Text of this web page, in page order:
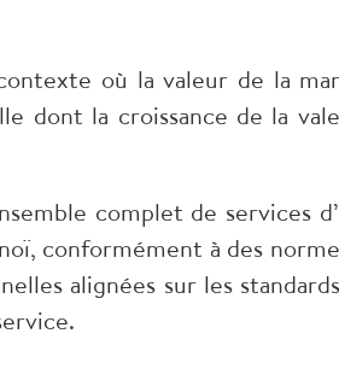
où la valeur de la
dont la croissance de la
complet de services
conformément à des
alignées sur les